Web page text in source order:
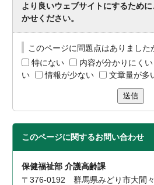
より良いウェブサイトにするため
かせください。
このページに問題点はありました
特にない
内容が分かりにくい
い
情報が少ない 文章量が多
送信
このページに関するお問い合わせ
保健福祉部 介護高齢課
〒376-0192 群馬県みどり市大間